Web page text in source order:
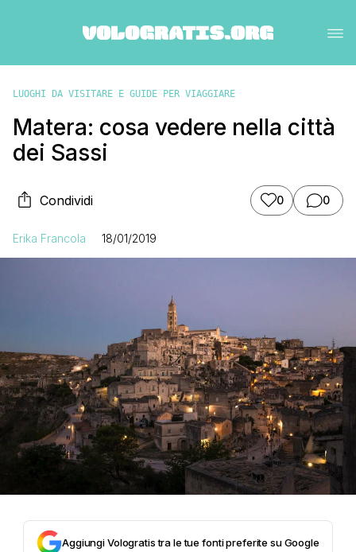
LUOGHI DA VISITARE E GUIDE PER VIAGGIARE
Matera: cosa vedere nella città
dei Sassi
Condividi 0 0
Erika Francola 18/01/2019
Aggiungi Vologratis tra le tue fonti preferite su Google